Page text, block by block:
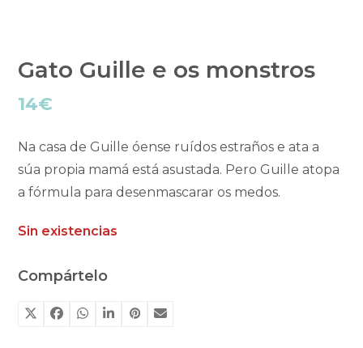
Gato Guille e os monstros
14€
Na casa de Guille óense ruídos estraños e ata a
súa propia mamá está asustada. Pero Guille atopa
a fórmula para desenmascarar os medos.
Sin existencias
Compártelo